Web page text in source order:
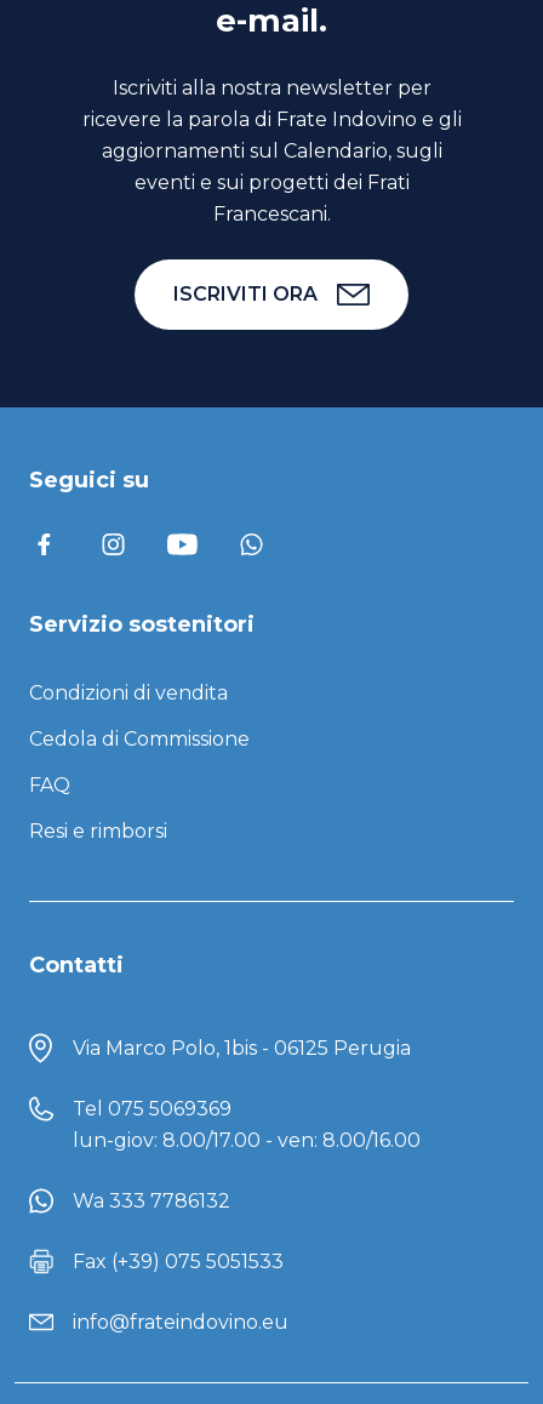
e-mail.
Iscriviti alla nostra newsletter per
ricevere la parola di Frate Indovino e gli
aggiornamenti sul Calendario, sugli
eventi e sui progetti dei Frati
Francescani.
ISCRIVITI ORA
Seguici su
Servizio sostenitori
Condizioni di vendita
Cedola di Commissione
FAQ
Resi e rimborsi
Contatti
Via Marco Polo, 1bis - 06125 Perugia
Tel 075 5069369
lun-giov: 8.00/17.00 - ven: 8.00/16.00
Wa 333 7786132
Fax (+39) 075 5051533
info@frateindovino.eu